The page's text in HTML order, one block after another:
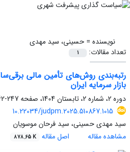
نویسنده =حسینی، سید مهدی
تعداد مقالات:
1
رتبه‌بندی روش‌های تأمین مالی
بازار سرمایه ایران
دوره 2، شماره 2، تابستان 1404، صفحه
247-262
10.22034/judpm.2025.510867.1015
سید مهدی حسینی، سید فرحان موسویان
مشاهده مقاله
اصل مقاله 878.65 K